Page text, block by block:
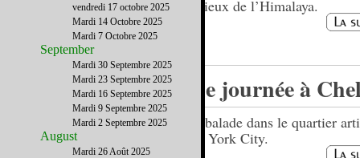
religieux de l’Himalaya.
Une journée à
Une balade dans le quartier
New York City.
vendredi 17 octobre 2025
Mardi 14 Octobre 2025
Mardi 7 Octobre 2025
September
Mardi 30 Septembre 2025
Mardi 23 Septembre 2025
Mardi 16 Septembre 2025
Mardi 9 Septembre 2025
Mardi 2 Septembre 2025
August
Mardi 26 Août 2025